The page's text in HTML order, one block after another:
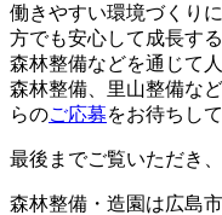
働きやすい環境づくり
方でも安心して成長す
森林整備などを通じて
森林整備、里山整備な
らのご応募をお待ちし
最後までご覧いただき
森林整備・造園は広島